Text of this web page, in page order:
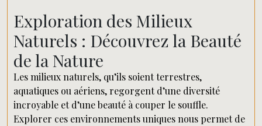
Exploration des Milieux
Naturels : Découvrez la Beauté
de la Nature
Les milieux naturels, qu’ils soient terrestres,
aquatiques ou aériens, regorgent d’une diversité
incroyable et d’une beauté à couper le souffle.
Explorer ces environnements uniques nous permet de